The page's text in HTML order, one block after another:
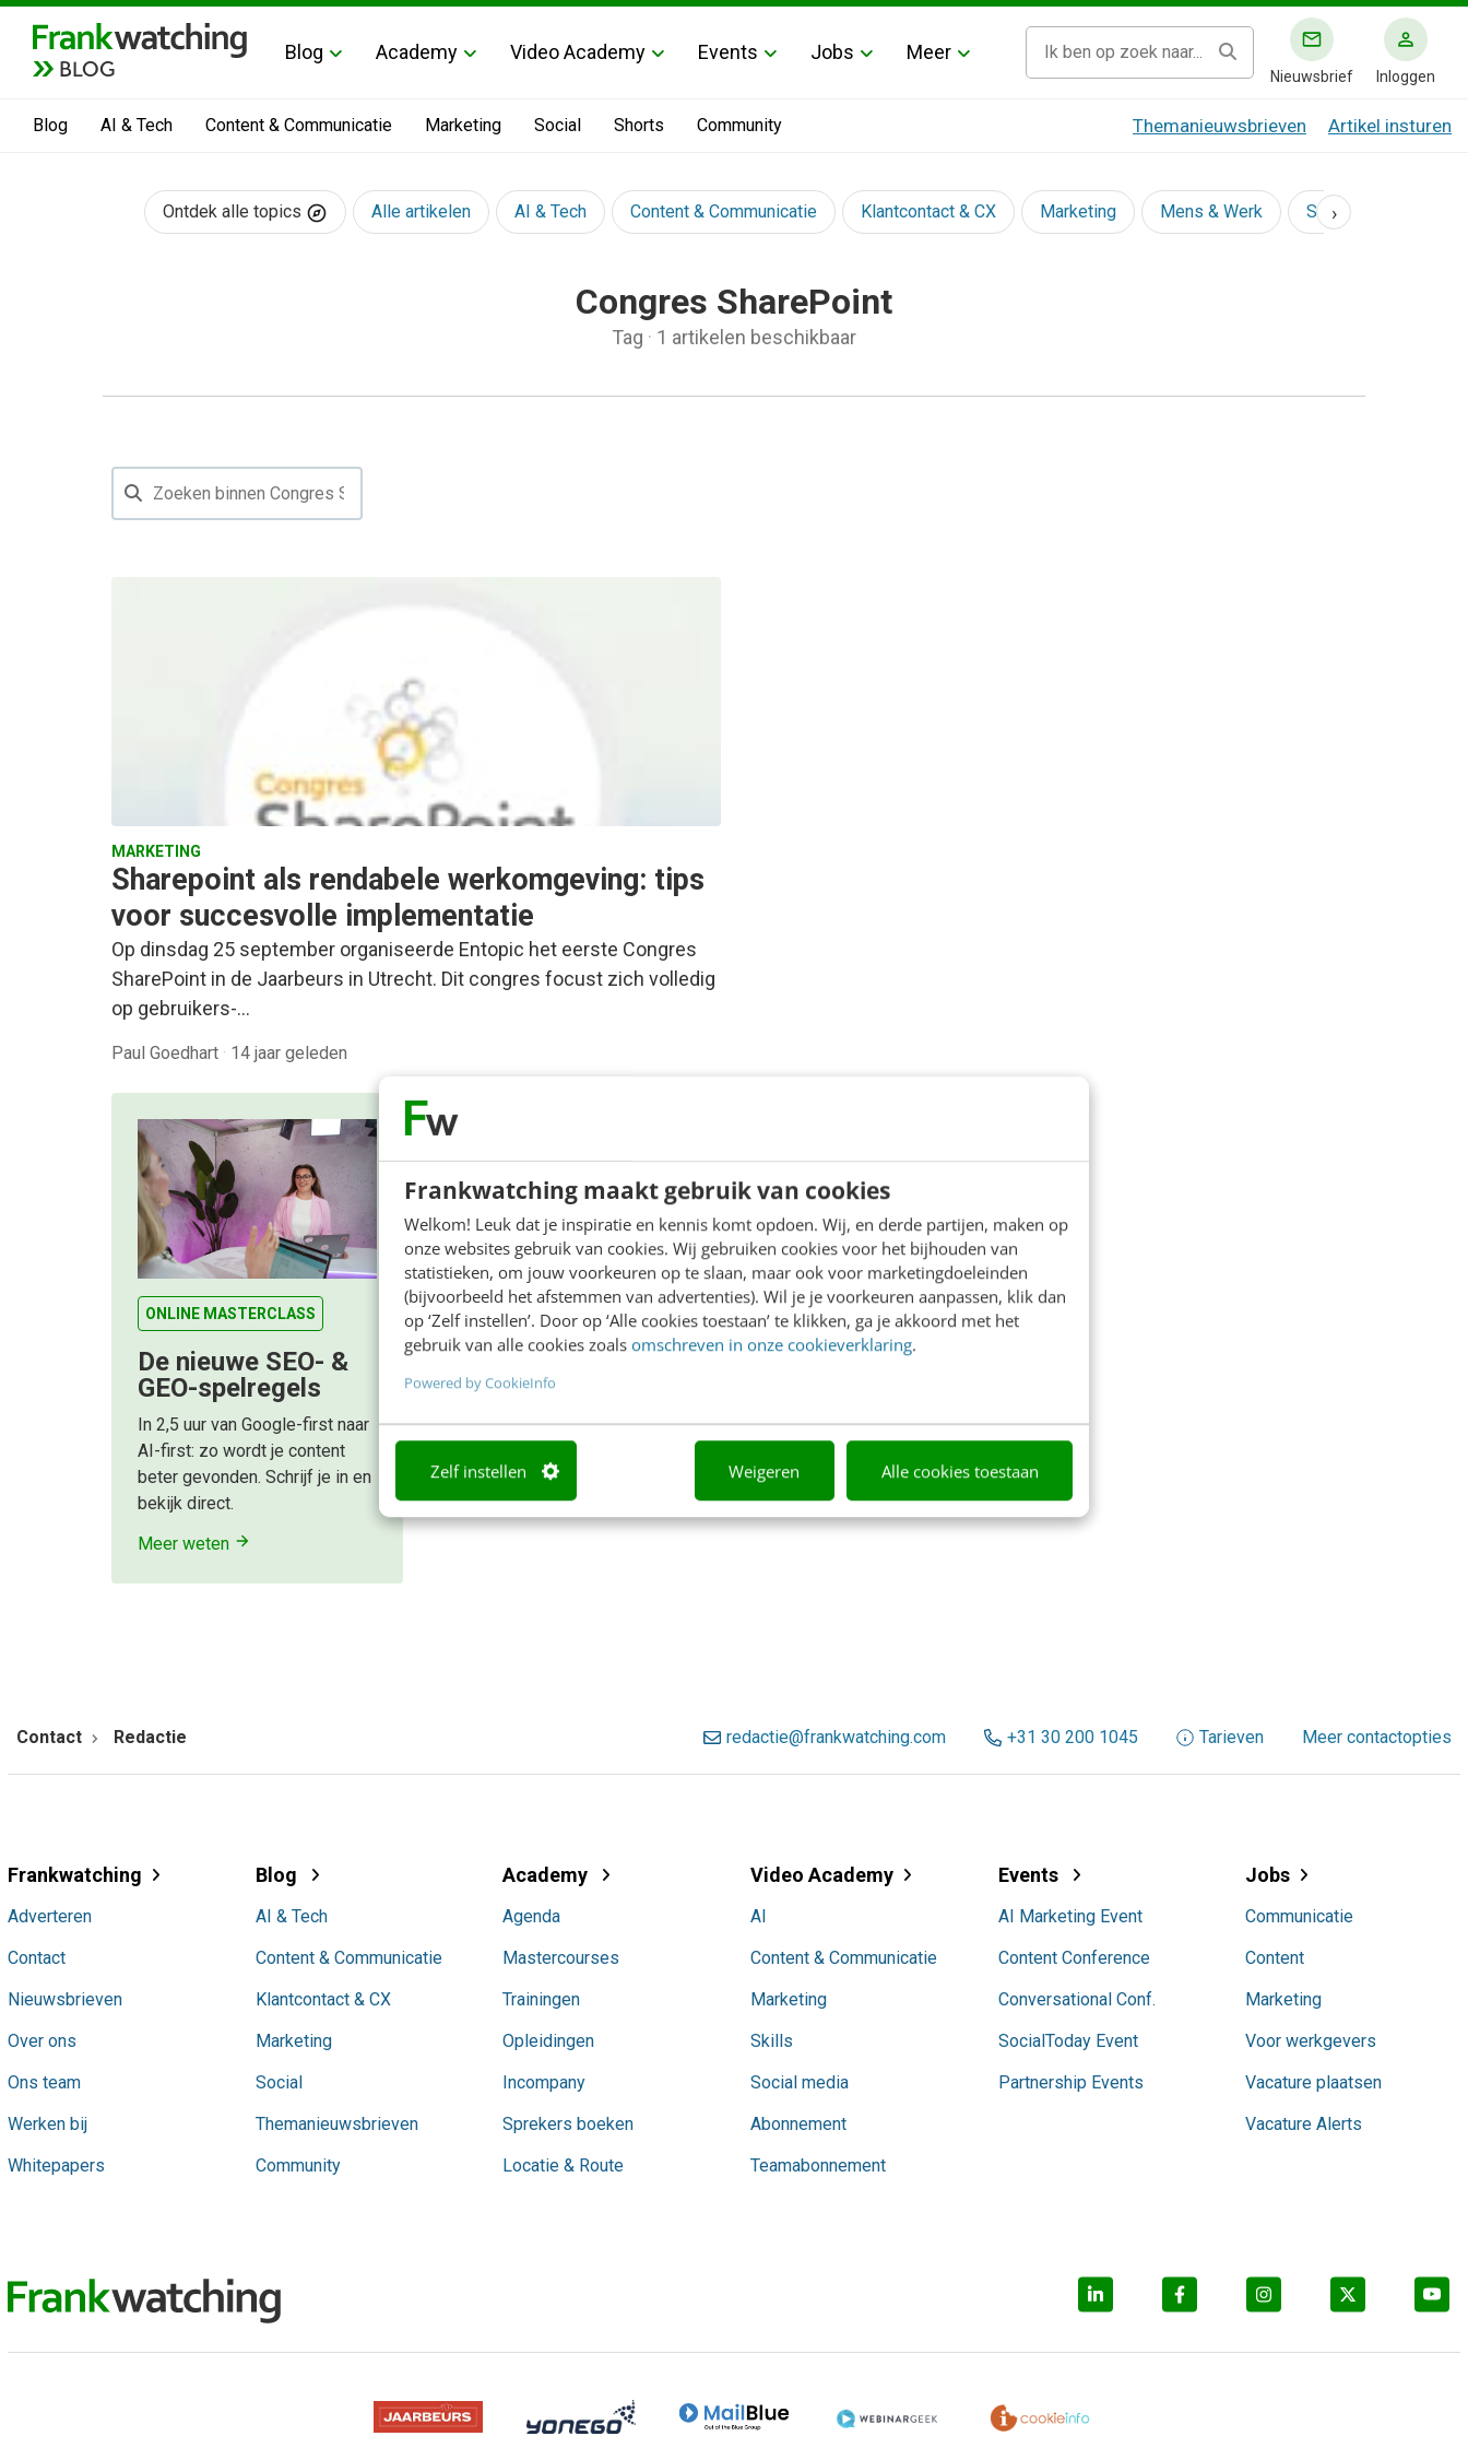
Frankwatching maakt gebruik van cookies
Welkom! Leuk dat je inspiratie en kennis komt opdoen. Wij, en derde partijen, maken op
onze websites gebruik van cookies. Wij gebruiken cookies voor het bijhouden van
statistieken, om jouw voorkeuren op te slaan, maar ook voor marketingdoeleinden
(bijvoorbeeld het afstemmen van advertenties). Wil je je voorkeuren aanpassen, klik dan
op ‘Zelf instellen’. Door op ‘Alle cookies toestaan’ te klikken, ga je akkoord met het
gebruik van alle cookies zoals omschreven in onze cookieverklaring.
Powered by CookieInfo
Zelf instellen Weigeren Alle cookies toestaan
BLOG
Blog Academy Video Academy Events Jobs Meer
Nieuwsbrief Inloggen
Blog AI & Tech Content & Communicatie Marketing Social Shorts Community Themanieuwsbrieven Artikel insturen
Ontdek alle topics Alle artikelen AI & Tech Content & Communicatie Klantcontact & CX Marketing Mens & Werk Social
›
Congres SharePoint
Tag · 1 artikelen beschikbaar
MARKETING
Sharepoint als rendabele werkomgeving: tips
voor succesvolle implementatie
Op dinsdag 25 september organiseerde Entopic het eerste Congres
SharePoint in de Jaarbeurs in Utrecht. Dit congres focust zich volledig
op gebruikers-…
Paul Goedhart · 14 jaar geleden
ONLINE MASTERCLASS
De nieuwe SEO- &
GEO-spelregels
In 2,5 uur van Google-first naar
AI-first: zo wordt je content
beter gevonden. Schrijf je in en
bekijk direct.
Meer weten
Contact Redactie redactie@frankwatching.com +31 30 200 1045 Tarieven Meer contactopties
Frankwatching
Adverteren
Contact
Nieuwsbrieven
Over ons
Ons team
Werken bij
Whitepapers
Blog
AI & Tech
Content & Communicatie
Klantcontact & CX
Marketing
Social
Themanieuwsbrieven
Community
Academy
Agenda
Mastercourses
Trainingen
Opleidingen
Incompany
Sprekers boeken
Locatie & Route
Video Academy
AI
Content & Communicatie
Marketing
Skills
Social media
Abonnement
Teamabonnement
Events
AI Marketing Event
Content Conference
Conversational Conf.
SocialToday Event
Partnership Events
Jobs
Communicatie
Content
Marketing
Voor werkgevers
Vacature plaatsen
Vacature Alerts